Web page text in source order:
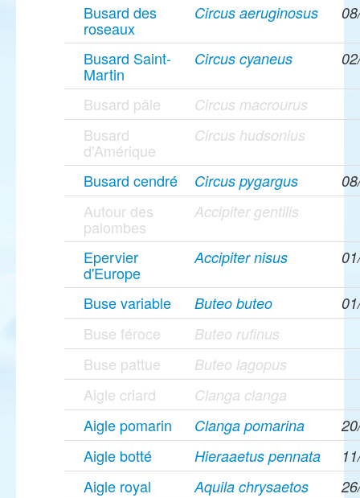
Busard des
roseaux
Circus aeruginosus
Busard Saint-
Martin
Circus cyaneus
Busard pâle Circus macrourus
Busard
d'Amérique
Circus hudsonius
Busard cendré Circus pygargus
Autour des
palombes
Accipiter gentilis
Epervier
d'Europe
Accipiter nisus
Buse variable Buteo buteo
Buse féroce Buteo rufinus
Buse pattue Buteo lagopus
Aigle criard Clanga clanga
Aigle pomarin Clanga pomarina
Aigle botté Hieraaetus pennata
Aigle royal Aquila chrysaetos